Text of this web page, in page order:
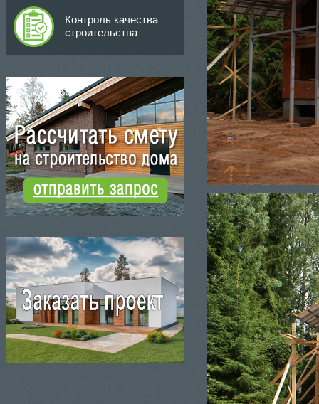
Контроль качества
строительства